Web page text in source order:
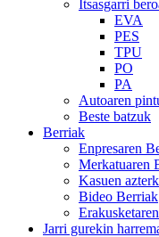
Itsasgarri
EVA
PES
TPU
PO
PA
Autoaren
Beste batzuk
Berriak
Enpresaren
Merkatuaren
Kasuen
Bideo Berriak
Jarri gurekin